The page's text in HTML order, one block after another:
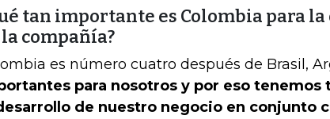
tan importante es Colombia para
compañía?
es número cuatro después de Brasil,
para nosotros y por eso tenemos
de nuestro negocio en conjunto